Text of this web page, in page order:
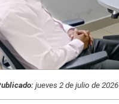
Publicado:jueves 2 de julio de 2026